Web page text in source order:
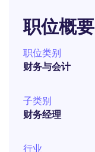
职位概要
职位类别
财务与会计
子类别
财务经理
行业